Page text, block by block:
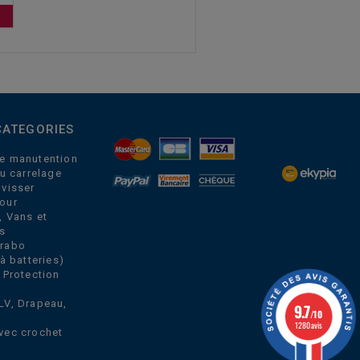
manutention
carrelage
Vans et
batteries)
Drapeau,
crochet
9.7/10
1280 avis